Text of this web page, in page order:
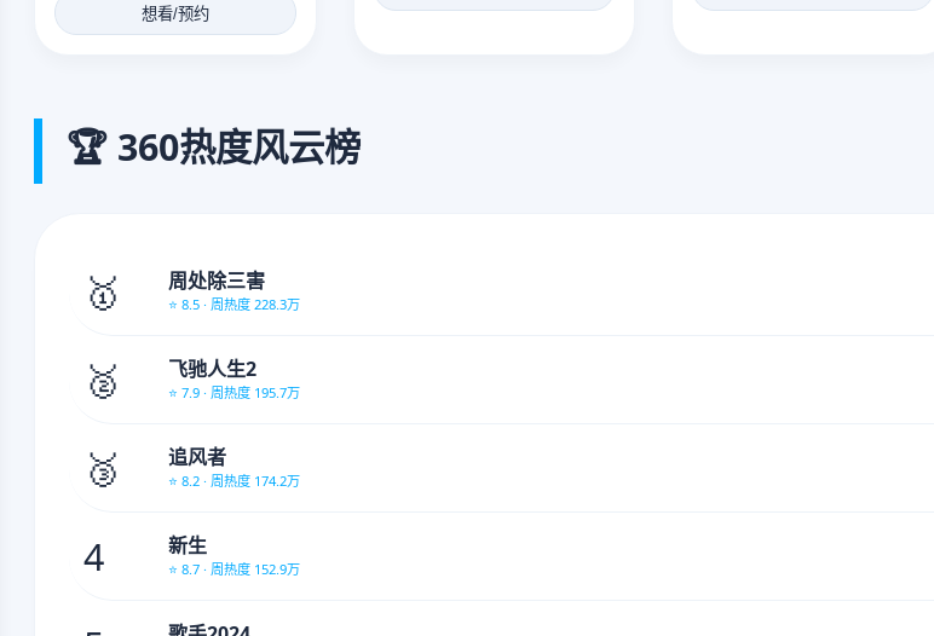
想看/预约
🏆 360热度风云榜
🥇 周处除三害
⭐ 8.5 · 周热度 228.3万
🥈 飞驰人生2
⭐ 7.9 · 周热度 195.7万
🥉 追风者
⭐ 8.2 · 周热度 174.2万
4 新生
⭐ 8.7 · 周热度 152.9万